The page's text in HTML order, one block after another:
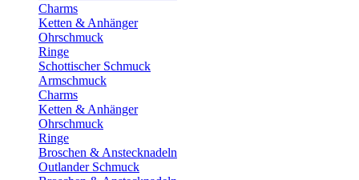
Charms
Ketten & Anhänger
Ohrschmuck
Ringe
Schottischer Schmuck
Armschmuck
Charms
Ketten & Anhänger
Ohrschmuck
Ringe
Broschen & Anstecknadeln
Outlander Schmuck